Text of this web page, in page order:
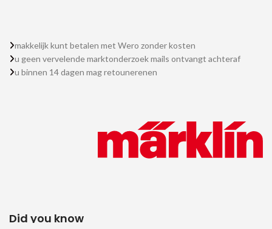
makkelijk kunt betalen met Wero zonder kosten
u geen vervelende marktonderzoek mails ontvangt achteraf
u binnen 14 dagen mag retounerenen
Did you know